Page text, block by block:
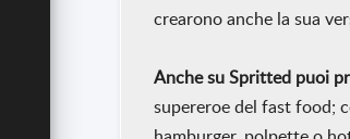
crearono anche la sua
Anche su Spritted puoi
supereroe del fast food;